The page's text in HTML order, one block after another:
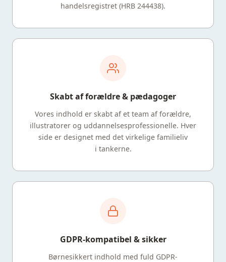
handelsregistret (HRB 244438).
Skabt af forældre & pædagoger
Vores indhold er skabt af et team af forældre,
illustratorer og uddannelsesprofessionelle. Hver
side er designet med det virkelige familieliv
i tankerne.
GDPR-kompatibel & sikker
Børnesikkert indhold med fuld GDPR-